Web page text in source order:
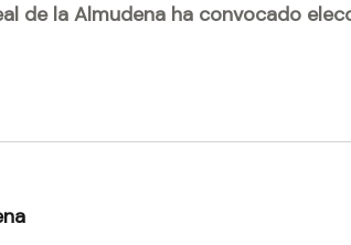
de la Almudena ha convocado